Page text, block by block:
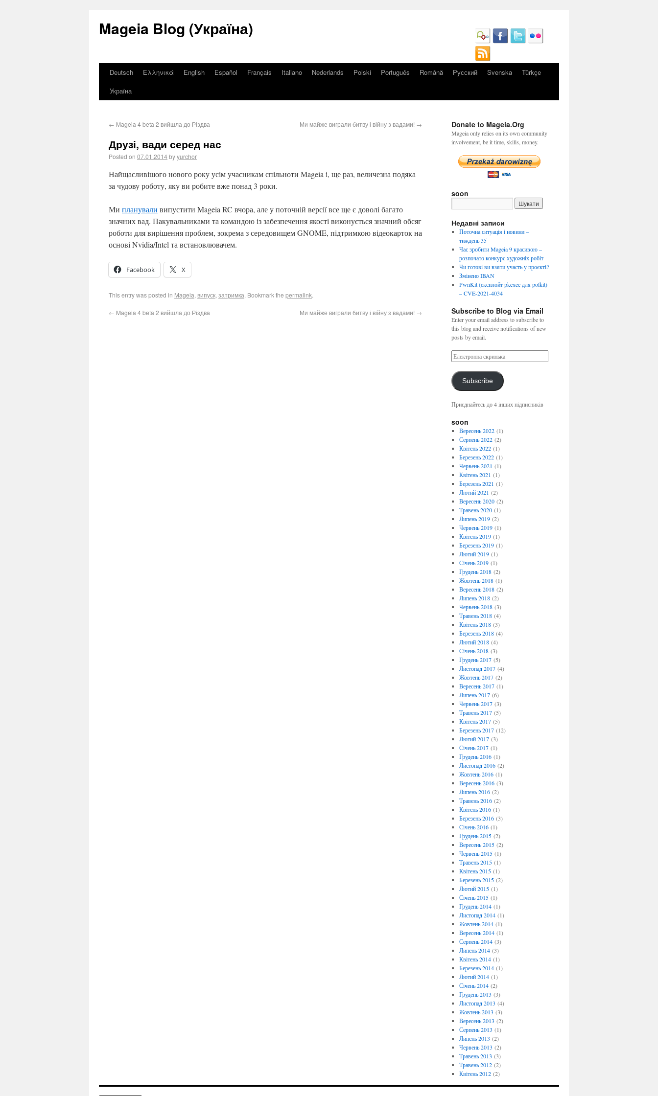
Mageia Blog (Україна)
Deutsch Ελληνικά English Español Français Italiano Nederlands Polski Português Română Русский Svenska
Türkçe
Україна
← Mageia 4 beta 2 вийшла до Різдва Ми майже виграли битву і війну з вадами! →
Друзі, вади серед нас
Posted on 07.01.2014byyurchor
Найщасливішого нового року усім учасникам спільноти Mageia і, ще раз, величезна подяка
за чудову роботу, яку ви робите вже понад 3 роки.
Ми планували випустити Mageia RC вчора, але у поточній версії все ще є доволі багато
значних вад. Пакувальниками та командою із забезпечення якості виконується значний обсяг
роботи для вирішення проблем, зокрема з середовищем GNOME, підтримкою відеокарток на
основі Nvidia/Intel та встановлювачем.
Facebook X
This entry was posted in Mageia, випуск, затримка. Bookmark the permalink.
← Mageia 4 beta 2 вийшла до Різдва Ми майже виграли битву і війну з вадами! →
Donate to Mageia.Org
Mageia only relies on its own community
involvement, be it time, skills, money.
soon
Недавні записи
Поточна ситуація і новини –
тиждень 35
Час зробити Mageia 9 красивою –
розпочато конкурс художніх робіт
Чи готові ви взяти участь у проєкті?
Змінено IBAN
PwnKit (експлойт pkexec для polkit)
– CVE-2021-4034
Subscribe to Blog via Email
Enter your email address to subscribe to
this blog and receive notifications of new
posts by email.
Subscribe
Приєднайтесь до 4 інших підписників
soon
Вересень 2022(1)
Серпень 2022(2)
Квітень 2022(1)
Березень 2022(1)
Червень 2021 (1)
Квітень 2021 (1)
Березень 2021 (1)
Лютий 2021 (2)
Вересень 2020(2)
Травень 2020(1)
Липень 2019(2)
Червень 2019(1)
Квітень 2019(1)
Березень 2019(1)
Лютий 2019(1)
Січень 2019(1)
Грудень 2018(2)
Жовтень 2018(1)
Вересень 2018(2)
Липень 2018(2)
Червень 2018(3)
Травень 2018(4)
Квітень 2018(3)
Березень 2018(4)
Лютий 2018(4)
Січень 2018(3)
Грудень 2017(5)
Листопад 2017(4)
Жовтень 2017(2)
Вересень 2017(1)
Липень 2017(6)
Червень 2017(3)
Травень 2017(5)
Квітень 2017(5)
Березень 2017(12)
Лютий 2017(3)
Січень 2017(1)
Грудень 2016(1)
Листопад 2016(2)
Жовтень 2016(1)
Вересень 2016(3)
Липень 2016(2)
Травень 2016(2)
Квітень 2016(1)
Березень 2016(3)
Січень 2016(1)
Грудень 2015(2)
Вересень 2015(2)
Червень 2015(1)
Травень 2015(1)
Квітень 2015(1)
Березень 2015(2)
Лютий 2015(1)
Січень 2015(1)
Грудень 2014(1)
Листопад 2014(1)
Жовтень 2014(1)
Вересень 2014(1)
Серпень 2014(3)
Липень 2014(3)
Квітень 2014(1)
Березень 2014(1)
Лютий 2014(1)
Січень 2014(2)
Грудень 2013 (3)
Листопад 2013 (4)
Жовтень 2013 (3)
Вересень 2013 (2)
Серпень 2013 (1)
Липень 2013 (2)
Червень 2013 (2)
Травень 2013 (3)
Травень 2012(2)
Квітень 2012(2)